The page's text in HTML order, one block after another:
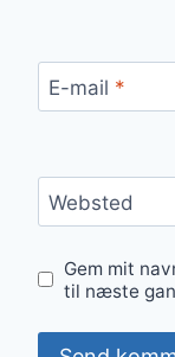
E-mail *
Websted
Gem mit
til næste